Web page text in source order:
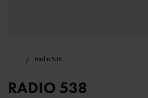
Radio 538
RADIO 538